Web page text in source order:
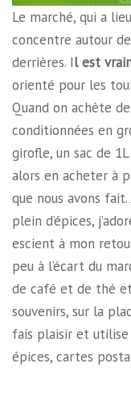
Le marché, qui a
concentre autour
derrières. Il est
orienté pour les
Quand on achète
conditionnées en
girofle, un sac de
alors en acheter à
que nous avons
plein d’épices,
escient à mon
peu à l’écart du
de café et de thé
souvenirs, sur la
fais plaisir et
épices, cartes